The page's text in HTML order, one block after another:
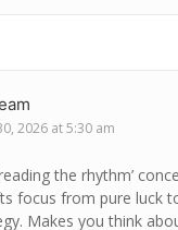
2026 at 5:30 am
the rhythm’
focus from pure luck
Makes you think